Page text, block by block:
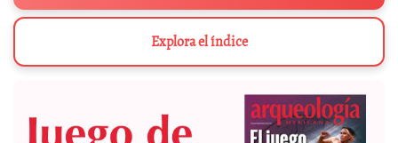
Explora el índice